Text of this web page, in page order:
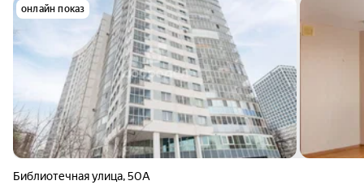
онлайн показ
Библиотечная улица,50А